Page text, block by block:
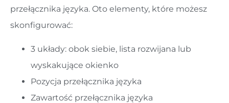
przełącznika języka. Oto elementy, które możesz
skonfigurować:
3 układy: obok siebie, lista rozwijana lub
wyskakujące okienko
Pozycja przełącznika języka
Zawartość przełącznika języka